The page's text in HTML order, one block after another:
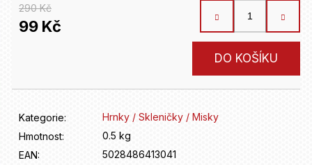
290 Kč
99 Kč
DO KOŠÍKU
Kategorie:
Hrnky / Skleničky / Misky
Hmotnost:
0.5 kg
EAN:
5028486413041
o
u
č
u